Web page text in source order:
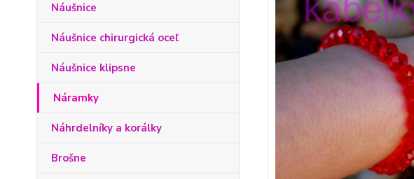
Náušnice
Náušnice chirurgická oceľ
Náušnice klipsne
Náramky
Náhrdelníky a korálky
Brošne